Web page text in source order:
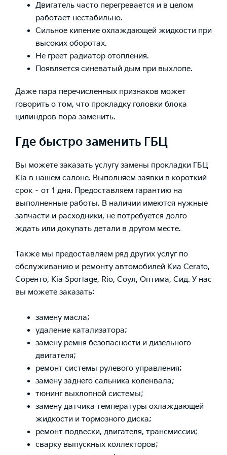
Двигатель часто перегревается и в целом
работает нестабильно.
Сильное кипение охлаждающей жидкости при
высоких оборотах.
Не греет радиатор отопления.
Появляется синеватый дым при выхлопе.
Даже пара перечисленных признаков может
говорить о том, что прокладку головки блока
цилиндров пора заменить.
Где быстро заменить ГБЦ
Вы можете заказать услугу замены прокладки ГБЦ
Kia в нашем салоне. Выполняем заявки в короткий
срок – от 1 дня. Предоставляем гарантию на
выполненные работы. В наличии имеются нужные
запчасти и расходники, не потребуется долго
ждать или докупать детали в другом месте.
Также мы предоставляем ряд других услуг по
обслуживанию и ремонту автомобилей Киа Cerato,
Соренто, Kia Sportage, Rio, Соул, Оптима, Сид. У нас
вы можете заказать:
замену масла;
удаление катализатора;
замену ремня безопасности и дизельного
двигателя;
ремонт системы рулевого управления;
замену заднего сальника коленвала;
тюнинг выхлопной системы;
замену датчика температуры охлаждающей
жидкости и тормозного диска;
ремонт подвески, двигателя, трансмиссии;
сварку выпускных коллекторов;